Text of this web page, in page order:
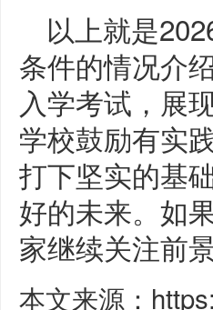
以上就是
条件的情况介
入学考试，展
学校鼓励有实
打下坚实的基
好的未来。如
家继续关注前
本文来源：